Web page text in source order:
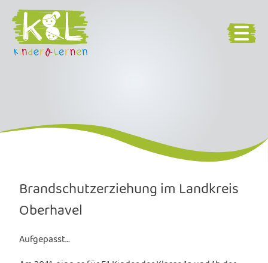
Brandschutzerziehung im Landkreis
Oberhavel
Aufgepasst…